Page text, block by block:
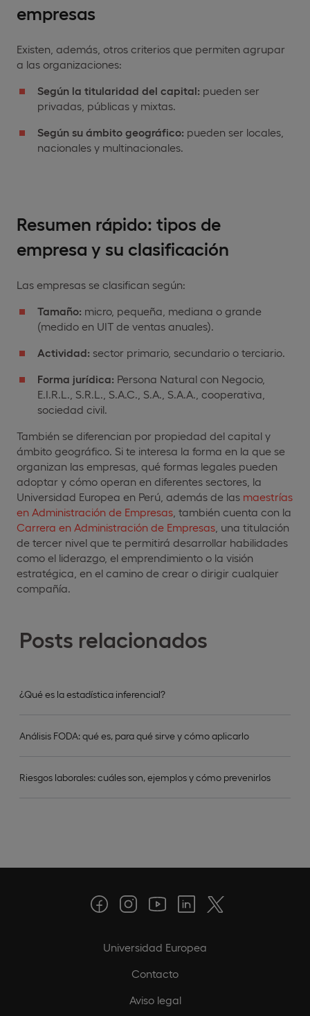
Posts relacionados
¿Qué es la estadística inferencial?
Análisis FODA: qué es, para qué sirve y cómo aplicarlo
Riesgos laborales: cuáles son, ejemplos y cómo prevenirlos
empresas
Existen, además, otros criterios que permiten agrupar
a las organizaciones:
Según la titularidad del capital: pueden ser
privadas, públicas y mixtas.
Según su ámbito geográfico: pueden ser locales,
nacionales y multinacionales.
Resumen rápido: tipos de
empresa y su clasificación
Las empresas se clasifican según:
Tamaño: micro, pequeña, mediana o grande
(medido en UIT de ventas anuales).
Actividad: sector primario, secundario o terciario.
Forma jurídica: Persona Natural con Negocio,
E.I.R.L., S.R.L., S.A.C., S.A., S.A.A., cooperativa,
sociedad civil.
También se diferencian por propiedad del capital y
ámbito geográfico. Si te interesa la forma en la que se
organizan las empresas, qué formas legales pueden
adoptar y cómo operan en diferentes sectores, la
Universidad Europea en Perú, además de las maestrías
en Administración de Empresas , también cuenta con la
Carrera en Administración de Empresas , una titulación
de tercer nivel que te permitirá desarrollar habilidades
como el liderazgo, el emprendimiento o la visión
estratégica, en el camino de crear o dirigir cualquier
compañía.
Universidad Europea
Contacto
Aviso legal